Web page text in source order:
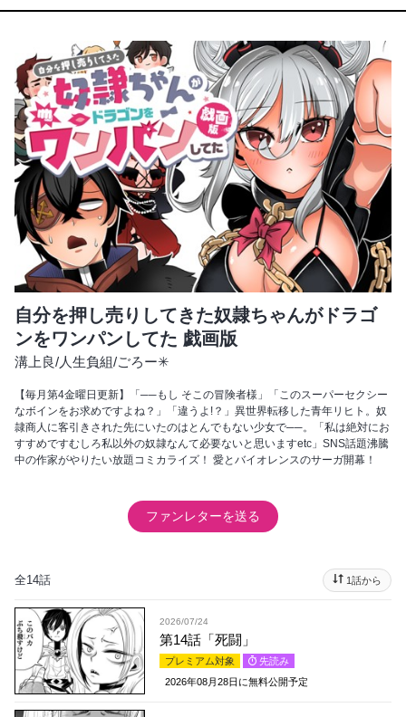
自分を押し売りしてきた奴隷ちゃんがドラゴ
ンをワンパンしてた 戯画版
溝上良/人生負組/ごろー✳︎
【毎月第4金曜日更新】「──もし そこの冒険者様」「このスーパーセクシー
なボインをお求めですよね？」「違うよ!？」異世界転移した青年リヒト。奴
隷商人に客引きされた先にいたのはとんでもない少女で──。「私は絶対にお
すすめですむしろ私以外の奴隷なんて必要ないと思いますetc」SNS話題沸騰
中の作家がやりたい放題コミカライズ！ 愛とバイオレンスのサーガ開幕！
ファンレターを送る
全14話 1話から
2026/07/24
第14話「死闘」
プレミアム対象
先読み
2026年08月28日 に無料公開予定